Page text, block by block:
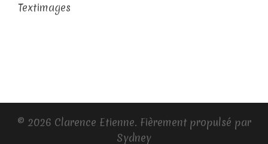
Textimages
© 2026 Clarence Etienne. Fièrement propulsé par
Sydney